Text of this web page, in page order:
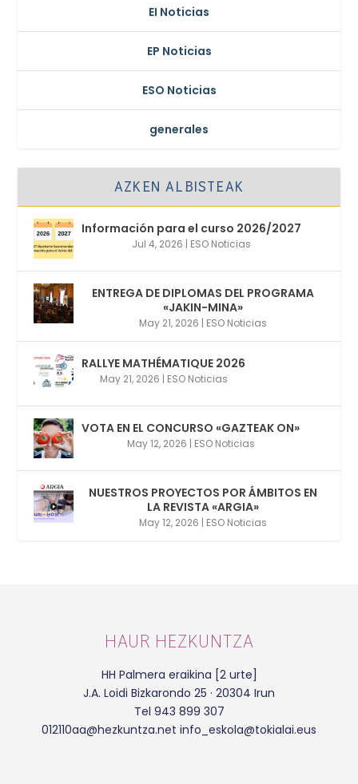
EI Noticias
EP Noticias
ESO Noticias
generales
AZKEN ALBISTEAK
Información para el curso 2026/2027
Jul 4, 2026 | ESO Noticias
ENTREGA DE DIPLOMAS DEL PROGRAMA
«JAKIN-MINA»
May 21, 2026 | ESO Noticias
RALLYE MATHÉMATIQUE 2026
May 21, 2026 | ESO Noticias
VOTA EN EL CONCURSO «GAZTEAK ON»
May 12, 2026 | ESO Noticias
NUESTROS PROYECTOS POR ÁMBITOS EN
LA REVISTA «ARGIA»
May 12, 2026 | ESO Noticias
HAUR HEZKUNTZA
HH Palmera eraikina [2 urte]
J.A. Loidi Bizkarondo 25 · 20304 Irun
Tel 943 899 307
012110aa@hezkuntza.net info_eskola@tokialai.eus